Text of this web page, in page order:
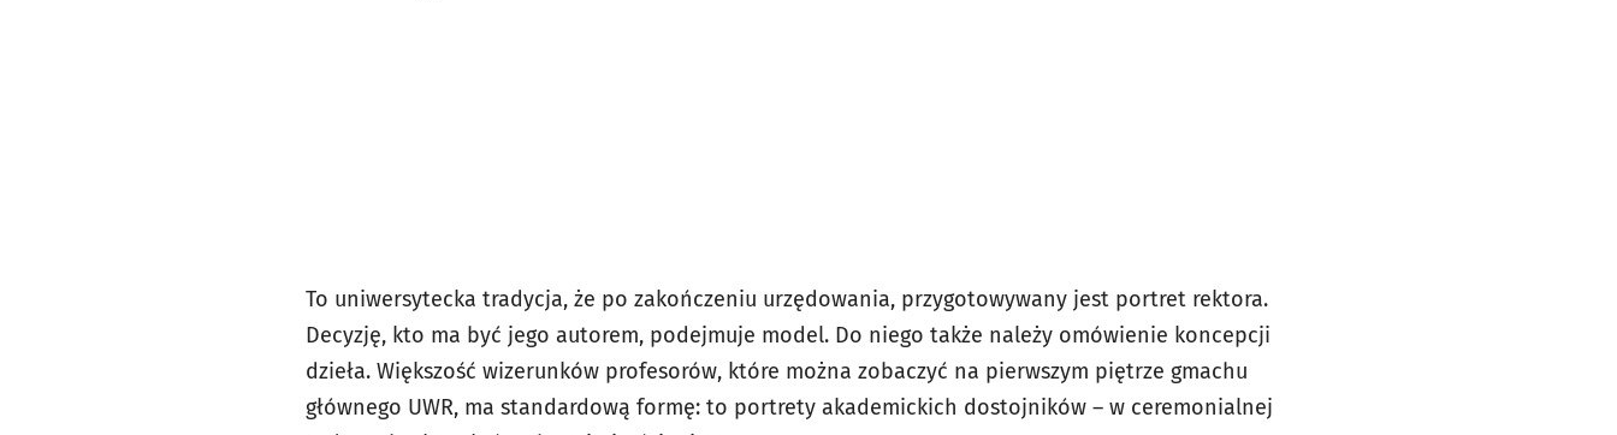
To uniwersytecka tradycja, że po zakończeniu urzędowania, przygotowywany jest portret rektora.
Decyzję, kto ma być jego autorem, podejmuje model. Do niego także należy omówienie koncepcji
dzieła. Większość wizerunków profesorów, które można zobaczyć na pierwszym piętrze gmachu
głównego UWR, ma standardową formę: to portrety akademickich dostojników – w ceremonialnej